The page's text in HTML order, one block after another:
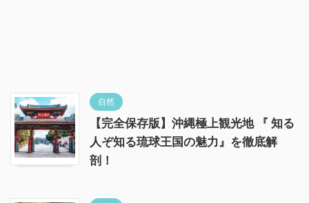
自然
【完全保存版】沖縄極上観光地 『 知る
人ぞ知る琉球王国の魅力』を徹底解
剖！